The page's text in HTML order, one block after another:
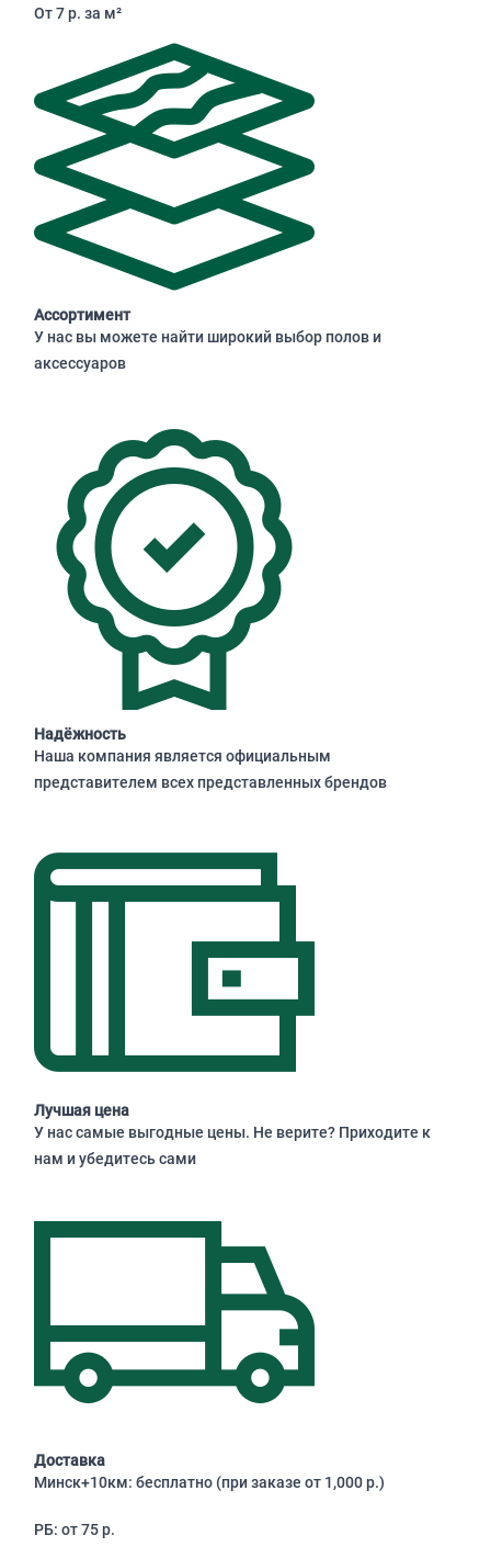
От 7 р. за м²
Ассортимент
У нас вы можете найти широкий выбор полов и
аксессуаров
Надёжность
Наша компания является официальным
представителем всех представленных брендов
Лучшая цена
У нас самые выгодные цены. Не верите? Приходите к
нам и убедитесь сами
Доставка
Минск+10км: бесплатно (при заказе от 1,000 р.)
РБ: от 75 р.